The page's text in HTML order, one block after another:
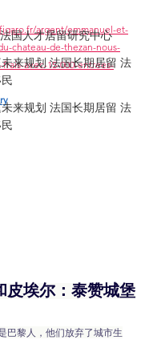
国人才居留研究中心
来规划 法国长期居留 法
来规划 法国长期居留 法
argent/emmanuel-et-
chateau-de-thezan-nous-
avec-15-000-entrees-
皮埃尔：泰赞城堡
巴黎人，他们放弃了城市生